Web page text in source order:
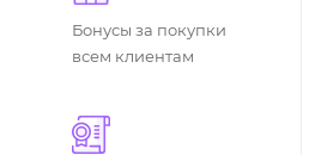
Бонусы за покупки
всем клиентам